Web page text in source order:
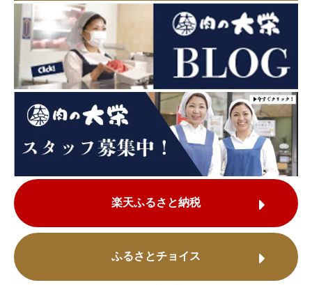
楽天ふるさと納税
ふるさとチョイス